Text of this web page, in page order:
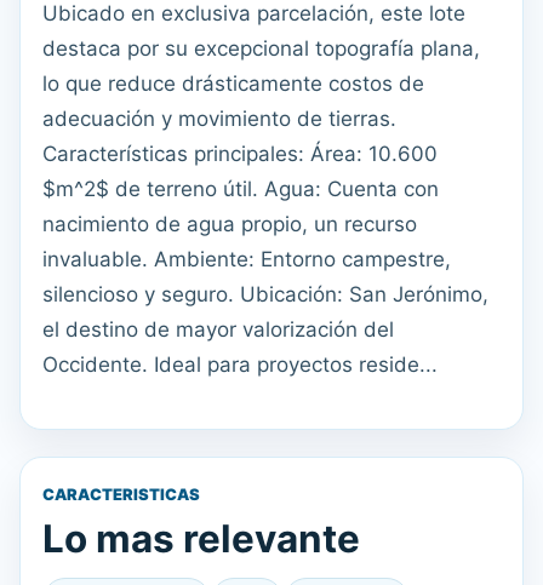
Ubicado en exclusiva parcelación, este lote
destaca por su excepcional topografía plana,
lo que reduce drásticamente costos de
adecuación y movimiento de tierras.
Características principales: Área: 10.600
$m^2$ de terreno útil. Agua: Cuenta con
nacimiento de agua propio, un recurso
invaluable. Ambiente: Entorno campestre,
silencioso y seguro. Ubicación: San Jerónimo,
el destino de mayor valorización del
Occidente. Ideal para proyectos reside...
CARACTERISTICAS
Lo mas relevante